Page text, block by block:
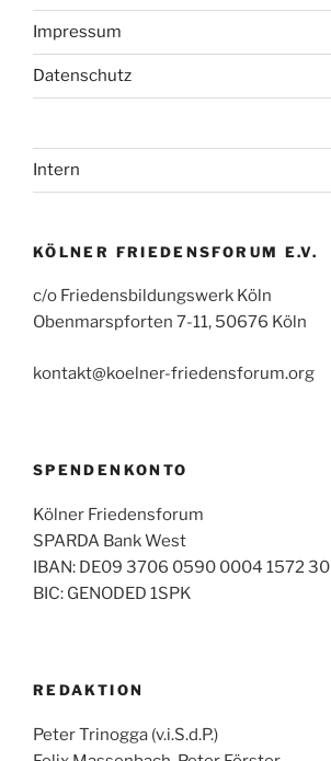
Impressum
Datenschutz
Intern
KÖLNER FRIEDENSFORUM E.V.
c/o Friedensbildungswerk Köln
Obenmarspforten 7-11, 50676 Köln
kontakt@koelner-friedensforum.org
SPENDENKONTO
Kölner Friedensforum
SPARDA Bank West
IBAN: DE09 3706 0590 0004 1572 30
BIC: GENODED 1SPK
REDAKTION
Peter Trinogga (v.i.S.d.P.)